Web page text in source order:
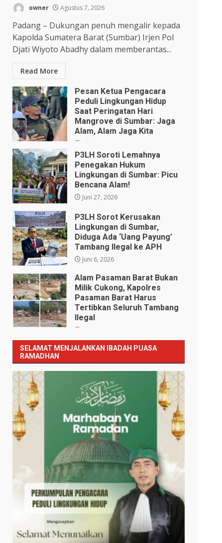
owner Agustus 7, 2026
Padang – Dukungan penuh mengalir kepada
Kapolda Sumatera Barat (Sumbar) Irjen Pol
Djati Wiyoto Abadhy dalam memberantas...
Read More
Pesan Ketua Pengacara
Peduli Lingkungan Hidup
Saat Peringatan Hari
Mangrove di Sumbar: Jaga
Alam, Alam Jaga Kita
Juli 28, 2026
P3LH Soroti Lemahnya
Penegakan Hukum
Lingkungan di Sumbar: Picu
Bencana Alam!
Juni 27, 2026
P3LH Sorot Kerusakan
Lingkungan di Sumbar,
Diduga Ada ‘Uang Payung’
Tambang Ilegal ke APH
Juni 6, 2026
Alam Pasaman Barat Bukan
Milik Cukong, Kapolres
Pasaman Barat Harus
Tertibkan Seluruh Tambang
Ilegal
SELAMAT MENJALANKAN IBADAH PUASA
RAMADHAN